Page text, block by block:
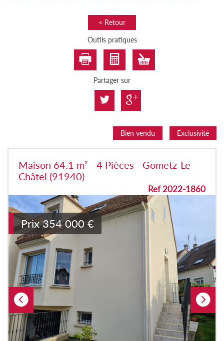
< Retour
Outils pratiques
Partager sur
Bien vendu Exclusivité
Maison 64.1 m² - 4 Pièces - Gometz-Le-
Châtel (91940)
Ref 2022-1860
Prix 354 000 €